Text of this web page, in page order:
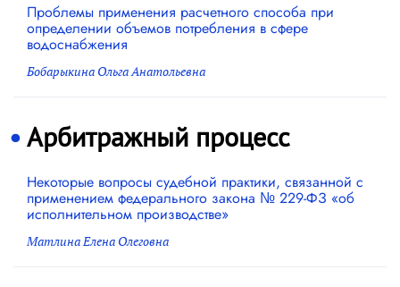
Проблемы применения расчетного способа при
определении объемов потребления в сфере
водоснабжения
Бобарыкина Ольга Анатольевна
Арбитражный процесс
Некоторые вопросы судебной практики, связанной с
применением федерального закона № 229-ФЗ «об
исполнительном производстве»
Матлина Елена Олеговна